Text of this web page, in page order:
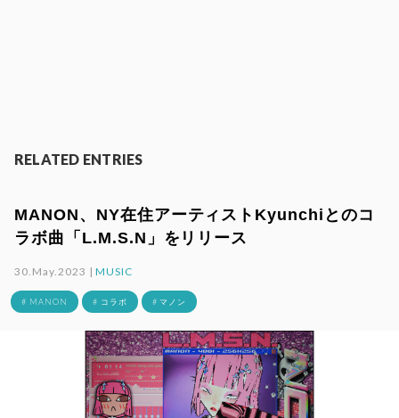
RELATED ENTRIES
MANON、NY在住アーティストKyunchiとのコ
ラボ曲「L.M.S.N」をリリース
30.May.2023 |MUSIC
# MANON # コラボ # マノン